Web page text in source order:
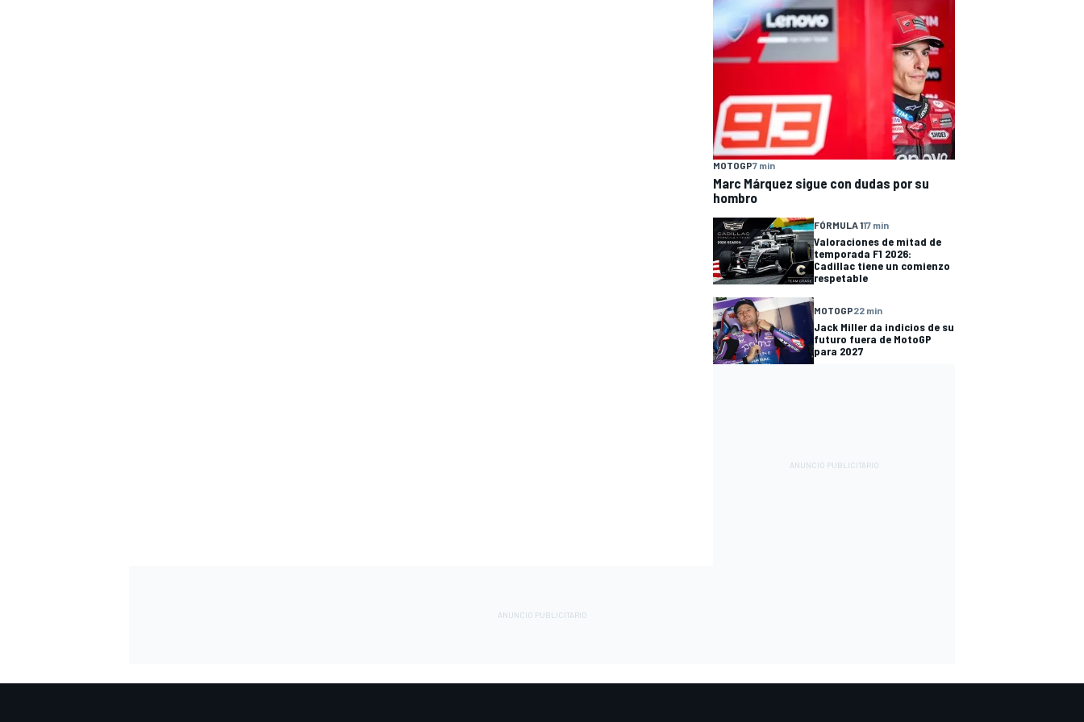
MOTOGP7 min
Marc Márquez sigue con dudas por su
hombro
FÓRMULA 117 min
Valoraciones de mitad de
temporada F1 2026:
Cadillac tiene un comienzo
respetable
MOTOGP22 min
Jack Miller da indicios de su
futuro fuera de MotoGP
para 2027